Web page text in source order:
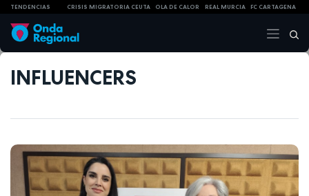
TENDENCIAS CRISIS MIGRATORIA CEUTA OLA DE CALOR REAL MURCIA FC CARTAGENA
INFLUENCERS